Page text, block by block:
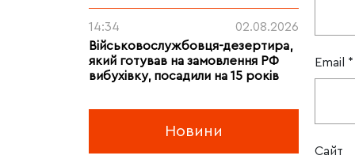
14:34
02.08.2026
Військовослужбовця-дезертира,
який готував на замовлення РФ
вибухівку, посадили на 15 років
Новини
Email *
Сайт